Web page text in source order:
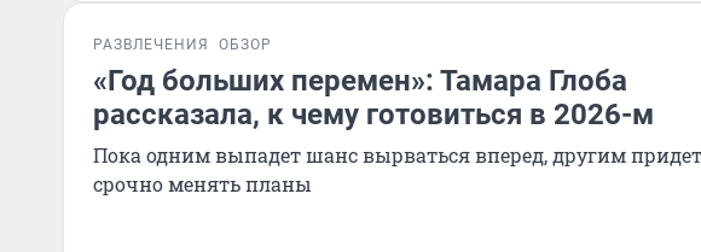
РАЗВЛЕЧЕНИЯ ОБЗОР
«Год больших перемен»: Тамара Глоба
рассказала, к чему готовиться в 2026-м
Пока одним выпадет шанс вырваться вперед, другим
срочно менять планы